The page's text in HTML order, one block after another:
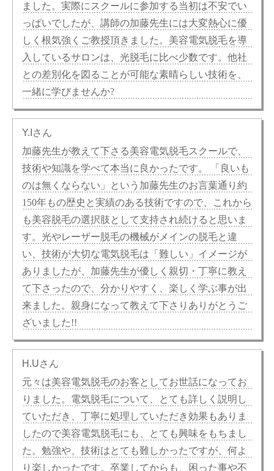
ました。実際にスクールに参加する当初は不安でい
っぱいでしたが、講師の加藤先生には大変熱心に優
しく根気強くご教授頂きました。美容電気脱毛を導
入しているサロンは、光脱毛に比べ少数です。他社
との差別化を図ることが可能な素晴らしい技術を、
一緒に学びませんか?
Y.Iさん
加藤先生が教えて下さる美容電気脱毛スクールで、
技術や知識を学べて本当に良かったです。 「良いも
のは無くならない」という加藤先生のお言葉通り約
150年もの歴史と実績のある技術ですので、これから
も美容脱毛の選択肢として支持され続けると思いま
す。光やレーザー脱毛の機械がメインの脱毛と違
い、技術が大切な電気脱毛は「難しい」イメージが
ありましたが、加藤先生が優しく親切・丁寧に教え
て下さったので、分かりやすく、楽しく学ぶ事が出
来ました。親身になって教えて下さりありがとうご
ざいました!!
H.Uさん
元々は美容電気脱毛のお客としてお世話になってお
りました。電気脱毛について、とても詳しく説明し
ていただき、丁寧に処理していただき効果もありま
したので美容電気脱毛にも、とても興味をもちまし
た。勉強や、技術はとても難しかったですが、何よ
り楽しかったです。卒業してからも、困った事や不